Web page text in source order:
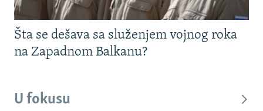
Šta se dešava sa služenjem vojnog roka
na Zapadnom Balkanu?
U fokusu